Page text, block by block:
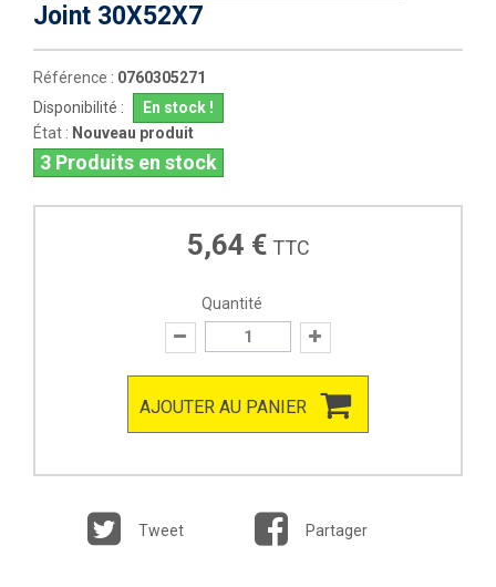
Joint 30X52X7
Référence : 0760305271
Disponibilité :
En stock !
État : Nouveau produit
3 Produits en stock
5,64 € TTC
Quantité
AJOUTER AU PANIER
Tweet Partager